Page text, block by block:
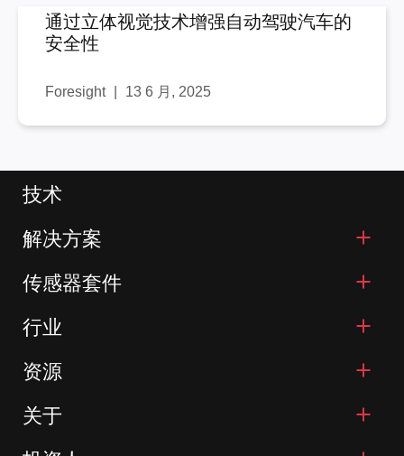
通过立体视觉技术增强自动驾驶汽车的
安全性
Foresight 13 6 月, 2025
技术
解决方案
传感器套件
行业
资源
关于